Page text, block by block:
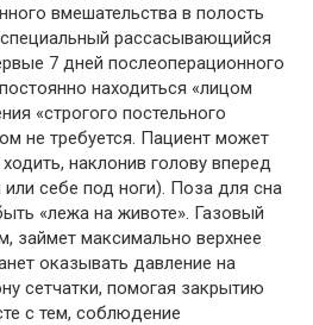
вмешательства в полость
специальный рассасывающийся
7 дней послеоперационного
находиться «лицом
«строгого постельного
не требуется. Пациент может
наклонив голову вперед
или себе под ноги). Поза для сна
«лежа на животе». Газовый
займет максимально верхнее
оказывать давление на
сетчатки, помогая закрытию
с тем, соблюдение